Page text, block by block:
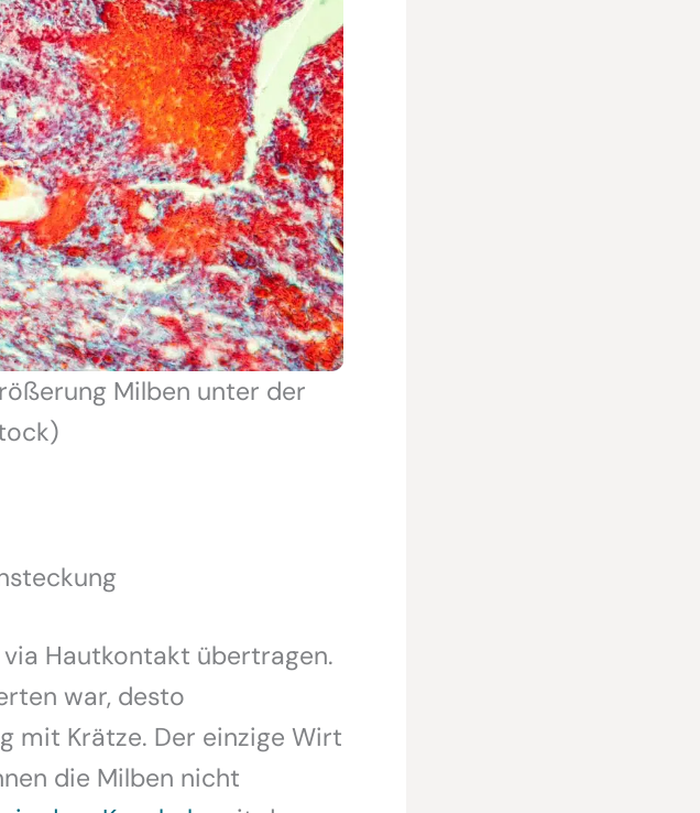
Milben unter der
Hautkontakt übertragen.
war, desto
mit Krätze. Der einzige Wirt
die Milben nicht